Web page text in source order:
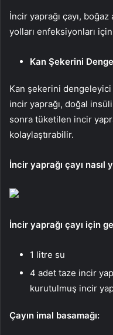
İncir yaprağı çayı,
yolları enfeksiyonları
Kan Şekerini
Kan şekerini
incir yaprağı, doğal
sonra tüketilen incir
kolaylaştırabilir.
İncir yaprağı çayı nasıl
İncir yaprağı çayı için
1 litre su
4 adet taze incir
kurutulmuş incir
Çayın imal basamağı: